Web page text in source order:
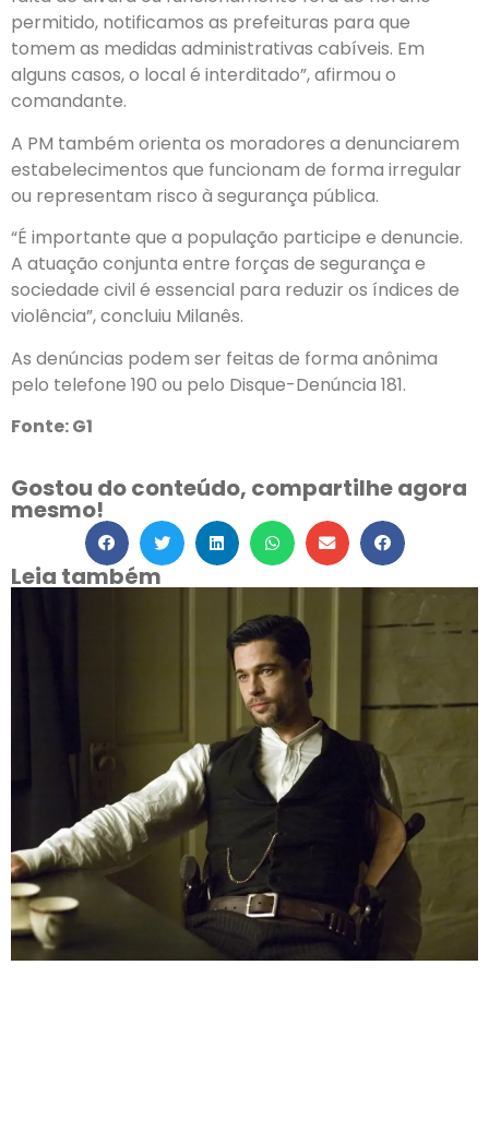
permitido, notificamos as prefeituras para que
tomem as medidas administrativas cabíveis. Em
alguns casos, o local é interditado”, afirmou o
comandante.
A PM também orienta os moradores a denunciarem
estabelecimentos que funcionam de forma irregular
ou representam risco à segurança pública.
“É importante que a população participe e denuncie.
A atuação conjunta entre forças de segurança e
sociedade civil é essencial para reduzir os índices de
violência”, concluiu Milanês.
As denúncias podem ser feitas de forma anônima
pelo telefone 190 ou pelo Disque-Denúncia 181.
Fonte: G1
Gostou do conteúdo, compartilhe agora
mesmo!
Leia também